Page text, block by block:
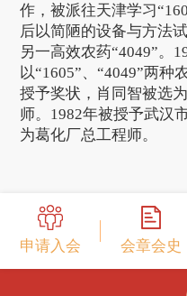
作，被派往天津学习
后以简陋的设备与方法
另一高效农药“4049”。
以“1605”、“4049”两种
授予奖状，肖同智被选
师。1982年被授予武汉
为葛化厂总工程师。
申请入会 会章会史